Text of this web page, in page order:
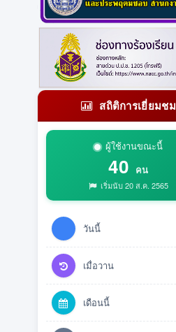
สถิติการเยี่ยมชม
ผู้ใช้งานขณะนี้
40 คน
เริ่มนับ 20 ส.ค. 2565
วันนี้
เมื่อวาน
เดือนนี้